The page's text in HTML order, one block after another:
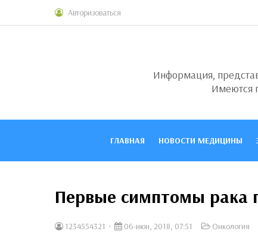
Авторизоваться
Информация,
Имеются
ГЛАВНАЯ НОВОСТИ МЕДИЦИНЫ
Первые симптомы рака
1234554321 06-июн, 2018, 07:51 Онкология